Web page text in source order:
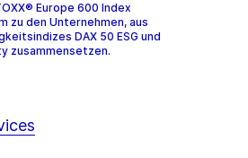
Europe 600 Index
zu den Unternehmen, aus
DAX 50 ESG und
zusammensetzen.